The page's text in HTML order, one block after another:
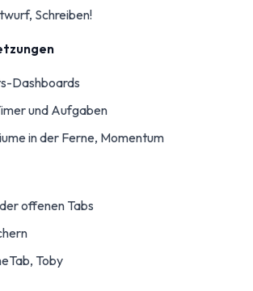
Schreiben!
Dashboards
und Aufgaben
in der Ferne, Momentum
offenen Tabs
Toby